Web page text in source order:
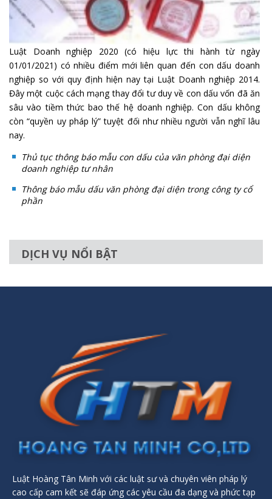
Luật Doanh nghiệp 2020 (có hiệu lực thi hành từ ngày
01/01/2021) có nhiều điểm mới liên quan đến con dấu doanh
nghiệp so với quy định hiện nay tại Luật Doanh nghiệp 2014.
Đây một cuộc cách mạng thay đổi tư duy về con dấu vốn đã ăn
sâu vào tiềm thức bao thế hệ doanh nghiệp. Con dấu không
còn “quyền uy pháp lý” tuyệt đối như nhiều người vẫn nghĩ lâu
nay.
Thủ tục thông báo mẫu con dấu của văn phòng đại diện
doanh nghiệp tư nhân
Thông báo mẫu dấu văn phòng đại diện trong công ty cổ
phần
DỊCH VỤ NỔI BẬT
Luật Hoàng Tân Minh với các luật sư và chuyên viên pháp lý
cao cấp cam kết sẽ đáp ứng các yêu cầu đa dạng và phức tạp